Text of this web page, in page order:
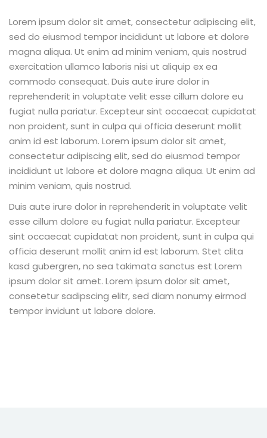
Lorem ipsum dolor sit amet, consectetur adipiscing elit,
sed do eiusmod tempor incididunt ut labore et dolore
magna aliqua. Ut enim ad minim veniam, quis nostrud
exercitation ullamco laboris nisi ut aliquip ex ea
commodo consequat. Duis aute irure dolor in
reprehenderit in voluptate velit esse cillum dolore eu
fugiat nulla pariatur. Excepteur sint occaecat cupidatat
non proident, sunt in culpa qui officia deserunt mollit
anim id est laborum. Lorem ipsum dolor sit amet,
consectetur adipiscing elit, sed do eiusmod tempor
incididunt ut labore et dolore magna aliqua. Ut enim ad
minim veniam, quis nostrud.
Duis aute irure dolor in reprehenderit in voluptate velit
esse cillum dolore eu fugiat nulla pariatur. Excepteur
sint occaecat cupidatat non proident, sunt in culpa qui
officia deserunt mollit anim id est laborum. Stet clita
kasd gubergren, no sea takimata sanctus est Lorem
ipsum dolor sit amet. Lorem ipsum dolor sit amet,
consetetur sadipscing elitr, sed diam nonumy eirmod
tempor invidunt ut labore dolore.